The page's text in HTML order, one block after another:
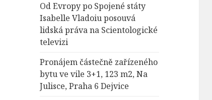
Od Evropy po Spojené státy
Isabelle Vladoiu posouvá
lidská práva na Scientologické
televizi
Pronájem částečně zařízeného
bytu ve vile 3+1, 123 m2, Na
Julisce, Praha 6 Dejvice